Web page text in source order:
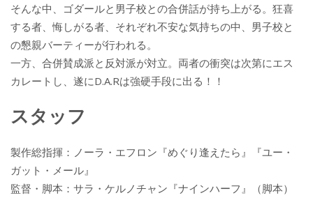
そんな中、ゴダールと男子校との合併話が持ち上がる。狂喜
する者、悔しがる者、それぞれ不安な気持ちの中、男子校と
の懇親バーティーが行われる。
一方、合併賛成派と反対派が対立。両者の衝突は次第にエス
カレートし、遂にD.A.Rは強硬手段に出る！！
スタッフ
製作総指揮：ノーラ・エフロン『めぐり逢えたら』『ユー・
ガット・メール』
監督・脚本：サラ・ケルノチャン『ナインハーフ』（脚本）